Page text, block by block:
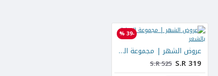
-39 %
عروض الشهر | مجموعة العناية بالشعر
S.R 319
S.R 525